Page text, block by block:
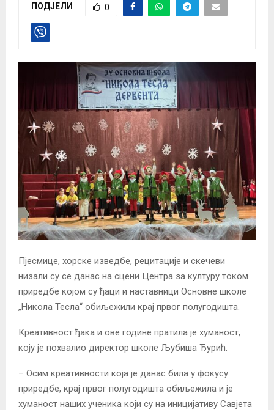
ПОДЈЕЛИ 0
Пјесмице, хорске изведбе, рецитације и скечеви
низали су се данас на сцени Центра за културу током
приредбе којом су ђаци и наставници Основне школе
„Никола Тесла“ обиљежили крај првог полугодишта.
Креативност ђака и ове године пратила је хуманост,
коју је похвалио директор школе Љубиша Ђурић.
– Осим креативности која је данас била у фокусу
приредбе, крај првог полугодишта обиљежила и је
хуманост наших ученика који су на иницијативу Савјета